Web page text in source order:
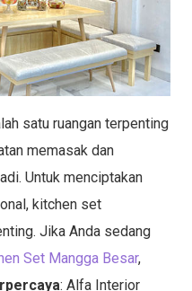
satu ruangan terpenting
memasak dan
Untuk menciptakan
kitchen set
Jika Anda sedang
Set Mangga Besar,
: Alfa Interior